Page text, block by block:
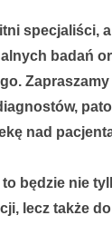
specjaliści,
badań
nad
będzie nie
lecz także